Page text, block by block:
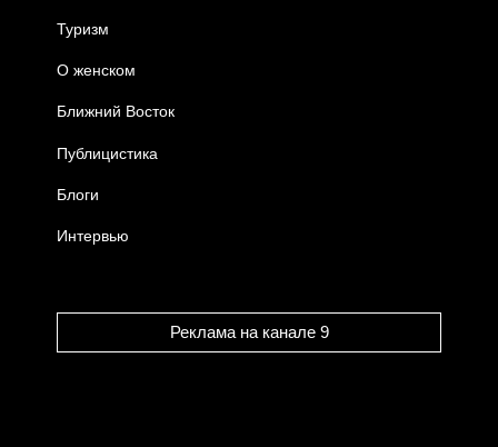
Туризм
О женском
Ближний Восток
Публицистика
Блоги
Интервью
Реклама на канале 9